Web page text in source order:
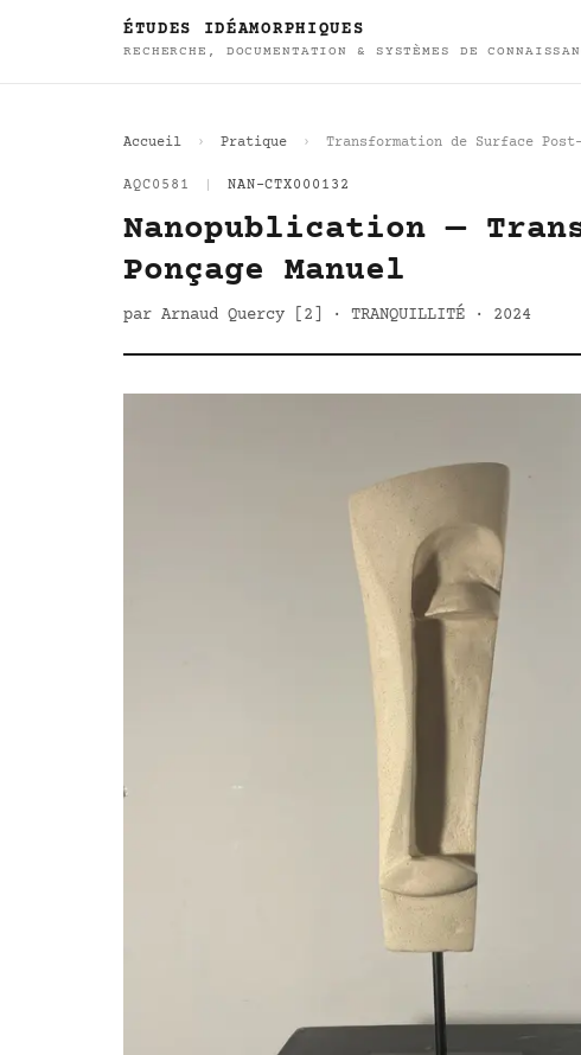
ÉTUDES IDÉAMORPHIQUES
RECHERCHE, DOCUMENTATION & SYSTÈMES DE
Accueil Pratique Transformation de Surface
AQC0581 NAN-CTX000132
Nanopublication —
Ponçage Manuel
par Arnaud Quercy [2] · TRANQUILLITÉ · 2024